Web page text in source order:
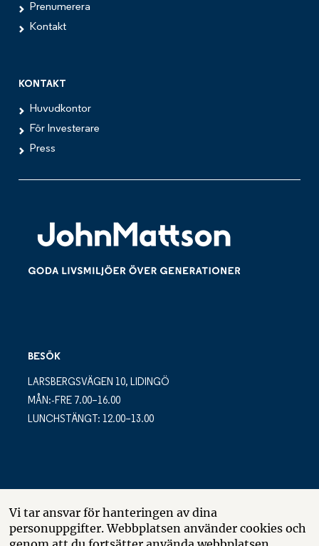
Prenumerera
Kontakt
KONTAKT
Huvudkontor
För Investerare
Press
BESÖK
LARSBERGSVÄGEN 10, LIDINGÖ
MÅN:-FRE 7.00–16.00
LUNCHSTÄNGT: 12.00–13.00
LARSBERGSVÄGEN 10
Vi tar ansvar för hanteringen av dina
personuppgifter. Webbplatsen använder cookies och